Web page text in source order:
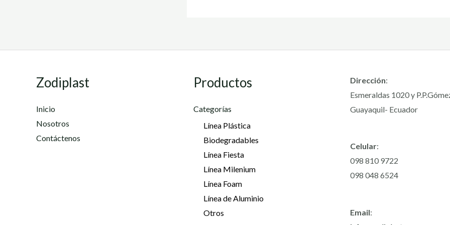
Zodiplast
Inicio
Nosotros
Contáctenos
Productos
Categorías
Línea Plástica
Biodegradables
Línea Fiesta
Línea Milenium
Línea Foam
Línea de Aluminio
Otros
Dirección:
Esmeraldas 1020 y
Guayaquil- Ecuador
Celular:
098 810 9722
098 048 6524
Email: